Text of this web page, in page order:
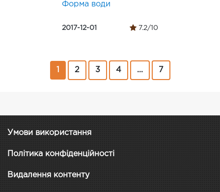
Форма води
2017-12-01 7.2/10
2 3 4 ... 7
Умови використання
Політика конфіденційності
Видалення контенту